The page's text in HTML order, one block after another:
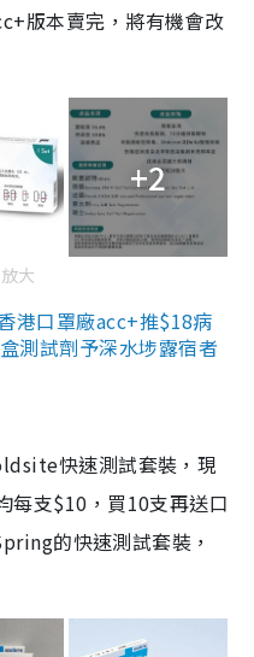
版本賣完，將有機會改
+2
大
港口罩廠acc+推$18病
測試劑予深水埗露宿者
快速測試套裝，現
每支$10，買10支再送口
的快速測試套裝，